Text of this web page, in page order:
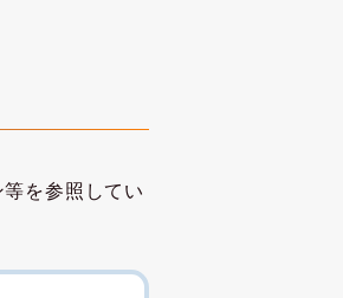
を参照してい